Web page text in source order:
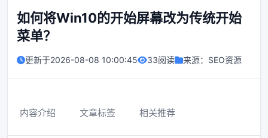
如何将Win10的开始屏幕改为传统开始
菜单？
更新于2026-08-08 10:00:45 33阅读 来源： SEO资源
内容介绍 文章标签 相关推荐